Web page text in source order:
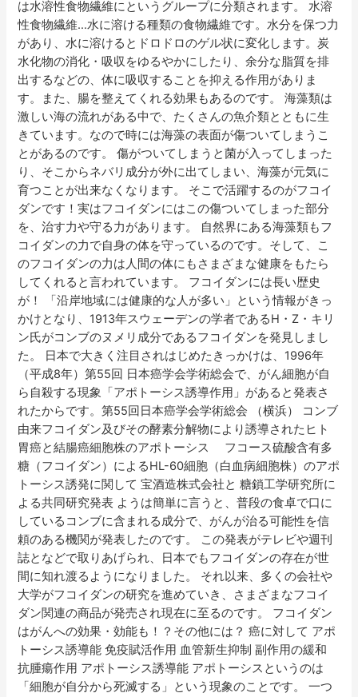
は水溶性食物繊維にというグループに分類されます。 水溶
性食物繊維…水に溶ける種類の食物繊維です。水分を保つ力
があり、水に溶けるとドロドロのゲル状に変化します。炭
水化物の消化・吸収をゆるやかにしたり、余分な脂質を排
出するなどの、体に吸収することを抑える作用がありま
す。また、腸を整えてくれる効果もあるのです。 海藻類は
激しい海の流れがある中で、たくさんの魚介類とともに生
きています。なので時には海藻の表面が傷ついてしまうこ
とがあるのです。 傷がついてしまうと菌が入ってしまった
り、そこからネバリ成分が外に出てしまい、海藻が元気に
育つことが出来なくなります。 そこで活躍するのがフコイ
ダンです！実はフコイダンにはこの傷ついてしまった部分
を、治す力や守る力があります。 自然界にある海藻類もフ
コイダンの力で自身の体を守っているのです。そして、こ
のフコイダンの力は人間の体にもさまざまな健康をもたら
してくれると言われています。 フコイダンには長い歴史
が！ 「沿岸地域には健康的な人が多い」という情報がきっ
かけとなり、1913年スウェーデンの学者であるH・Z・キリ
ン氏がコンブのヌメリ成分であるフコイダンを発見しまし
た。 日本で大きく注目されはじめたきっかけは、1996年
（平成8年）第55回 日本癌学会学術総会で、がん細胞が自
ら自殺する現象「アポトーシス誘導作用」があると発表さ
れたからです。第55回日本癌学会学術総会 （横浜） コンブ
由来フコイダン及びその酵素分解物により誘導されたヒト
胃癌と結腸癌細胞株のアポトーシス フコース硫酸含有多
糖（フコイダン）によるHL-60細胞（白血病細胞株）のアポ
トーシス誘発に関して 宝酒造株式会社と 糖鎖工学研究所に
よる共同研究発表 ようは簡単に言うと、普段の食卓で口に
しているコンブに含まれる成分で、がんが治る可能性を信
頼のある機関が発表したのです。 この発表がテレビや週刊
誌となどで取りあげられ、日本でもフコイダンの存在が世
間に知れ渡るようになりました。 それ以来、多くの会社や
大学がフコイダンの研究を進めていき、さまざまなフコイ
ダン関連の商品が発売され現在に至るのです。 フコイダン
はがんへの効果・効能も！？その他には？ 癌に対して アポ
トーシス誘導能 免疫賦活作用 血管新生抑制 副作用の緩和
抗腫瘍作用 アポトーシス誘導能 アポトーシスというのは
「細胞が自分から死滅する」という現象のことです。 一つ
ン
は
健
康
へ
の
近
道
で
す